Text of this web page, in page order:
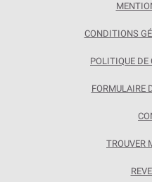
CONDITIONS
POLITIQUE
FORMULAIRE
TROUVER